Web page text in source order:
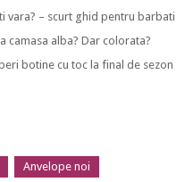
vara? – scurt ghid pentru barbati
camasa alba? Dar colorata?
botine cu toc la final de sezon
Anvelope noi